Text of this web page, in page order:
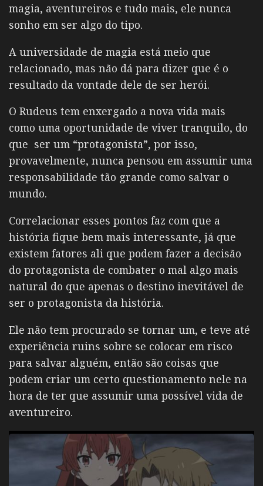
magia, aventureiros e tudo mais, ele nunca
sonho em ser algo do tipo.
A universidade de magia está meio que
relacionado, mas não dá para dizer que é o
resultado da vontade dele de ser herói.
O Rudeus tem enxergado a nova vida mais
como uma oportunidade de viver tranquilo, do
que ser um “protagonista”, por isso,
provavelmente, nunca pensou em assumir uma
responsabilidade tão grande como salvar o
mundo.
Correlacionar esses pontos faz com que a
história fique bem mais interessante, já que
existem fatores ali que podem fazer a decisão
do protagonista de combater o mal algo mais
natural do que apenas o destino inevitável de
ser o protagonista da história.
Ele não tem procurado se tornar um, e teve até
experiência ruins sobre se colocar em risco
para salvar alguém, então são coisas que
podem criar um certo questionamento nele na
hora de ter que assumir uma possível vida de
aventureiro.